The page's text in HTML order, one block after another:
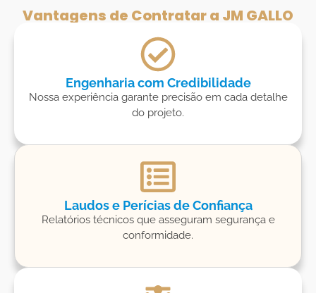
Vantagens de Contratar a JM GALLO
Engenharia com Credibilidade
Nossa experiência garante precisão em cada detalhe
do projeto.
Laudos e Perícias de Confiança
Relatórios técnicos que asseguram segurança e
conformidade.